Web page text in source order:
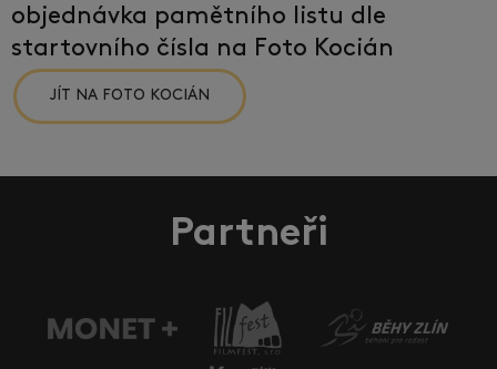
objednávka pamětního listu dle
startovního čísla na Foto Kocián
JÍT NA FOTO KOCIÁN
Partneři